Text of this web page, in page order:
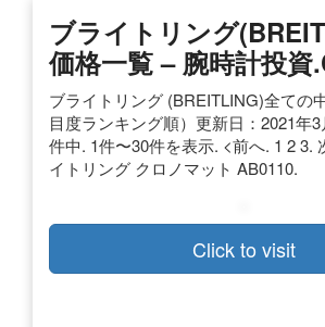
ブライトリング
価格一覧 – 腕時計投
ブライトリング (BREITLING)全ての
目度ランキング順）更新日：2021年3
件中. 1件〜30件を表示. <前へ. 1 2 3.
イトリング クロノマット AB0110.
Click to visit